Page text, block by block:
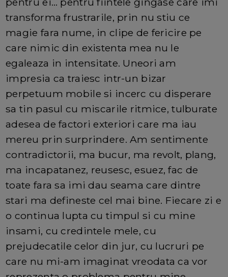
transforma frustrarile, prin nu stiu ce
magie fara nume, in clipe de fericire pe
care nimic din existenta mea nu le
egaleaza in intensitate. Uneori am
impresia ca traiesc intr-un bizar
perpetuum mobile si incerc cu disperare
sa tin pasul cu miscarile ritmice, tulburate
adesea de factori exteriori care ma iau
mereu prin surprindere. Am sentimente
contradictorii, ma bucur, ma revolt, plang,
ma incapatanez, reusesc, esuez, fac de
toate fara sa imi dau seama care dintre
stari ma defineste cel mai bine. Fiecare zi e
o continua lupta cu timpul si cu mine
insami, cu credintele mele, cu
prejudecatile celor din jur, cu lucruri pe
care nu mi-am imaginat vreodata ca vor